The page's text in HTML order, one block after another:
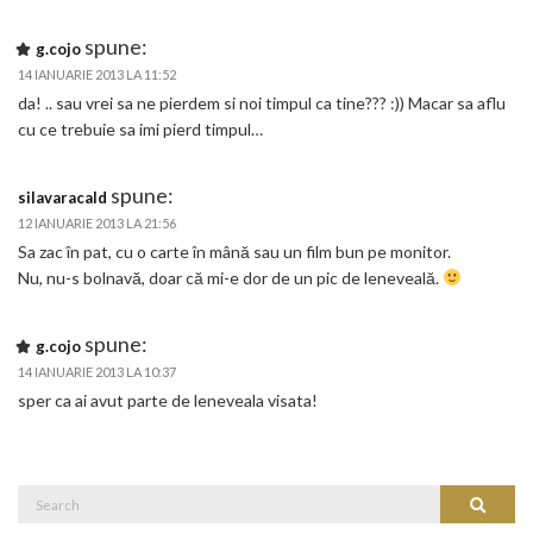
g.cojo spune:
14 IANUARIE 2013 LA 11:52
da! .. sau vrei sa ne pierdem si noi timpul ca tine??? :)) Macar sa aflu
cu ce trebuie sa imi pierd timpul…
silavaracald spune:
12 IANUARIE 2013 LA 21:56
Sa zac în pat, cu o carte în mână sau un film bun pe monitor.
Nu, nu-s bolnavă, doar că mi-e dor de un pic de leneveală.
g.cojo spune:
14 IANUARIE 2013 LA 10:37
sper ca ai avut parte de leneveala visata!
Search